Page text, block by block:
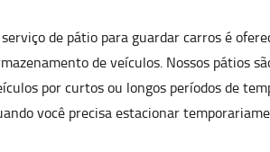
serviço de pátio para guardar carros é
de veículos. Nossos pátios
por curtos ou longos períodos de
você precisa estacionar